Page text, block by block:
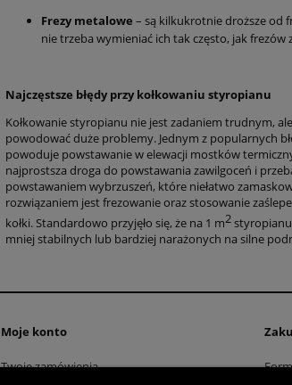
Frezy metalowe – są kilkukrotnie droższe od
nie trzeba wymieniać ich tak często, jak
Najczęstsze błędy przy kołkowaniu styropianu
Kołkowanie styropianu nie jest zadaniem trudnym,
powodować duże problemy. Jednym z popularnych
powoduje powstawanie w elewacji mostków
najprostsza droga do powstawania zawilgoceń i
powstawaniem wybrzuszeń, które niełatwo
rozwiązaniem jest frezowanie oraz stosowanie
kołki. Standardowo przyjęło się, że na 1 m2styropianu
mniej stabilnych lub bardziej narażonych na silne
Moje konto
Twoje zamówienia